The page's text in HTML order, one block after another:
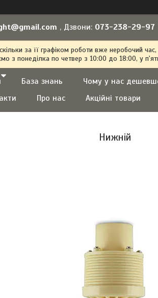
, Дзвони: 073-238-29-97
за її графіком роботи вже неробочий
з понеділка по четвер з 10:00 до 18:00, у
База знань
Чому у нас
Про нас Акційні товари
Нижній